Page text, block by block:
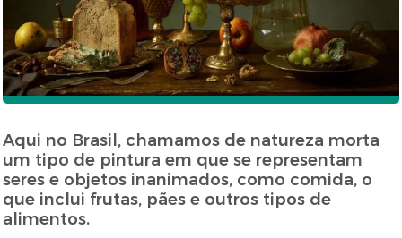
Aqui no Brasil, chamamos de natureza morta
um tipo de pintura em que se representam
seres e objetos inanimados, como comida, o
que inclui frutas, pães e outros tipos de
alimentos.